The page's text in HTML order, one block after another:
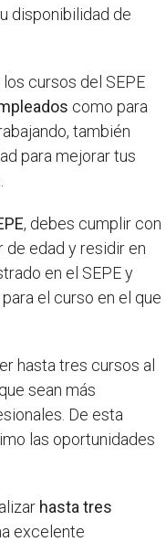
disponibilidad de
cursos del SEPE
como para
también
para mejorar tus
, debes cumplir con
edad y residir en
en el SEPE y
el curso en el que
hasta tres cursos al
sean más
De esta
las oportunidades
hasta tres
excelente